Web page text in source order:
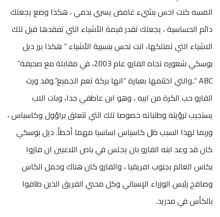
المسه كنت احس بشيء غامض يسري بدمي ، هكذا وضع يجعلك
دائم الحساسية ، يجعلك تقدر قيمة الأشياء التي تفقدها قبل تلك
الاشياء التي تمتلكها، انت تحس بنسبية الأشياء ” هكذا برر ديل
بوسكي شعوره تجاه الفارو عام 2003، في مقابلة مع صحيفة”
ABC “..والتي اختتمها بعبارة “انها بركة تعم الجميع”.وقد ورث
الفارو حب الكرة من ابيه ، وهو ابن عاطفي جدا، وبات الاب
يستجيب لرؤيته وطلباته خصوصا تلك التي تتعلق براؤول وكاسياس ،
وربما لهذا السبب ظل كاسياس اساسيا مهما أخطأ. ديل بوسكي
كان قد وعد ابنه الفارو بان يجلس في باص اللاعبين ان فازوا
بكاس العالم بجنوب افريقيا ، والفارو كان هناك وحمل الكاس
وصافح رئيس الوزراء الإسباني وكل محبي الفريق الذين طافوا
بالكأس في مدريد.